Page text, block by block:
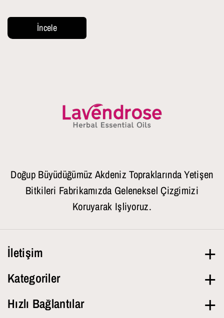
İncele
Doğup Büyüdüğümüz Akdeniz Topraklarında Yetişen
Bitkileri Fabrikamızda Geleneksel Çizgimizi
Koruyarak Işliyoruz.
İletişim
Hafta İçi
09.00-18.00
info@lavendrose.com
Kategoriler
Tüm Ürünler
Hızlı Bağlantılar